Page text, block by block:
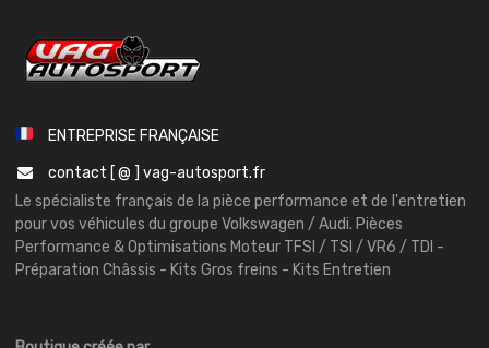
ENTREPRISE FRANÇAISE
contact [ @ ] vag-autosport.fr
Le spécialiste français de la pièce performance et de l'entretien
pour vos véhicules du groupe Volkswagen / Audi. Pièces
Performance & Optimisations Moteur TFSI / TSI / VR6 / TDI -
Préparation Châssis - Kits Gros freins - Kits Entretien